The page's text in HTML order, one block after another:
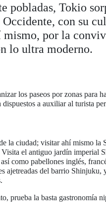
pobladas, Tokio
con su
mismo, por la
lo ultra moderno.
los paseos por zonas para
dispuestos a auxiliar al turista
la ciudad; visitar ahí mismo la
Visita el antiguo jardín imperial
como pabellones inglés,
ajetreadas del barrio Shinjuku,
prueba la basta gastronomía